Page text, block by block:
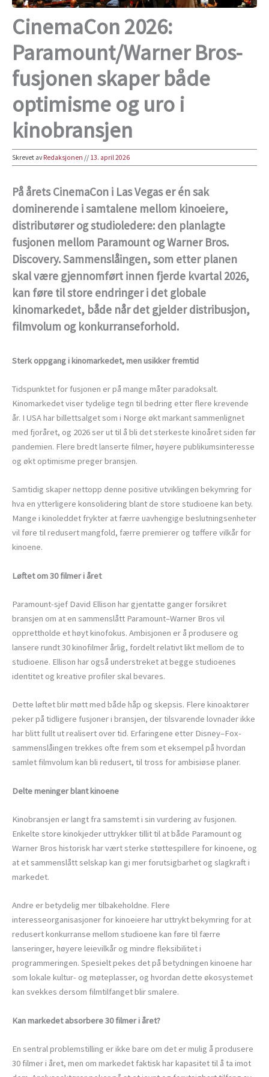
CinemaCon 2026:
Paramount/Warner Bros-
fusjonen skaper både
optimisme og uro i
kinobransjen
Skrevet avRedaksjonen // 13. april 2026
På årets CinemaCon i Las Vegas er én sak
dominerende i samtalene mellom kinoeiere,
distributører og studioledere: den planlagte
fusjonen mellom Paramount og Warner Bros.
Discovery. Sammenslåingen, som etter planen
skal være gjennomført innen fjerde kvartal 2026,
kan føre til store endringer i det globale
kinomarkedet, både når det gjelder distribusjon,
filmvolum og konkurranseforhold.
Sterk oppgang i kinomarkedet, men usikker fremtid
Tidspunktet for fusjonen er på mange måter paradoksalt.
Kinomarkedet viser tydelige tegn til bedring etter flere krevende
år. I USA har billettsalget som i Norge økt markant sammenlignet
med fjoråret, og 2026 ser ut til å bli det sterkeste kinoåret siden før
pandemien. Flere bredt lanserte filmer, høyere publikumsinteresse
og økt optimisme preger bransjen.
Samtidig skaper nettopp denne positive utviklingen bekymring for
hva en ytterligere konsolidering blant de store studioene kan bety.
Mange i kinoleddet frykter at færre uavhengige beslutningsenheter
vil føre til redusert mangfold, færre premierer og tøffere vilkår for
kinoene.
Løftet om 30 filmer i året
Paramount-sjef David Ellison har gjentatte ganger forsikret
bransjen om at en sammenslått Paramount–Warner Bros vil
opprettholde et høyt kinofokus. Ambisjonen er å produsere og
lansere rundt 30 kinofilmer årlig, fordelt relativt likt mellom de to
studioene. Ellison har også understreket at begge studioenes
identitet og kreative profiler skal bevares.
Dette løftet blir møtt med både håp og skepsis. Flere kinoaktører
peker på tidligere fusjoner i bransjen, der tilsvarende lovnader ikke
har blitt fullt ut realisert over tid. Erfaringene etter Disney–Fox-
sammenslåingen trekkes ofte frem som et eksempel på hvordan
samlet filmvolum kan bli redusert, til tross for ambisiøse planer.
Delte meninger blant kinoene
Kinobransjen er langt fra samstemt i sin vurdering av fusjonen.
Enkelte store kinokjeder uttrykker tillit til at både Paramount og
Warner Bros historisk har vært sterke støttespillere for kinoene, og
at et sammenslått selskap kan gi mer forutsigbarhet og slagkraft i
markedet.
Andre er betydelig mer tilbakeholdne. Flere
interesseorganisasjoner for kinoeiere har uttrykt bekymring for at
redusert konkurranse mellom studioene kan føre til færre
lanseringer, høyere leievilkår og mindre fleksibilitet i
programmeringen. Spesielt pekes det på betydningen kinoene har
som lokale kultur- og møteplasser, og hvordan dette økosystemet
kan svekkes dersom filmtilfanget blir smalere.
Kan markedet absorbere 30 filmer i året?
En sentral problemstilling er ikke bare om det er mulig å produsere
30 filmer i året, men om markedet faktisk har kapasitet til å ta imot